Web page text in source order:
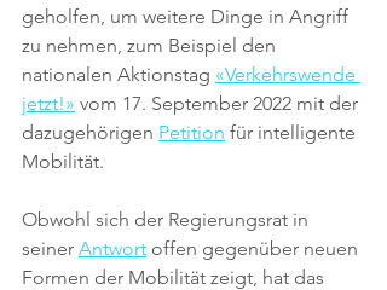
geholfen, um weitere Dinge in Angriff
zu nehmen, zum Beispiel den
nationalen Aktionstag «Verkehrswende
jetzt!» vom 17. September 2022 mit der
dazugehörigen Petition für intelligente
Mobilität.
Obwohl sich der Regierungsrat in
seiner Antwort offen gegenüber neuen
Formen der Mobilität zeigt, hat das